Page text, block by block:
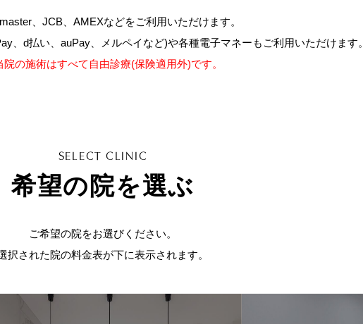
、JCB、AMEXなどをご利用いただけます。
、d払い、auPay、メルペイなど)や各種電子マネーもご利用いただけます。
の施術はすべて自由診療(保険適用外)です。
SELECT CLINIC
希望の院を選ぶ
ご希望の院をお選びください。
択された院の料金表が下に表示されます。